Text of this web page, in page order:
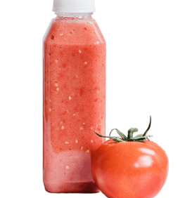
Kontakt
Impressum